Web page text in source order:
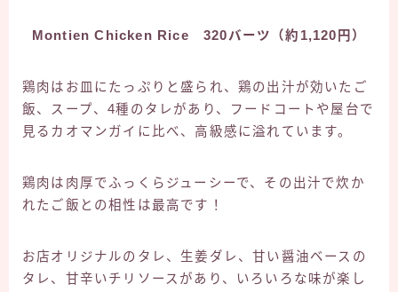
Montien Chicken Rice 320バーツ（約1,120円）
鶏肉はお皿にたっぷりと盛られ、鶏の出汁が効いたご
飯、スープ、4種のタレがあり、フードコートや屋台で
見るカオマンガイに比べ、高級感に溢れています。
鶏肉は肉厚でふっくらジューシーで、その出汁で炊か
れたご飯との相性は最高です！
お店オリジナルのタレ、生姜ダレ、甘い醤油ベースの
タレ、甘辛いチリソースがあり、いろいろな味が楽し